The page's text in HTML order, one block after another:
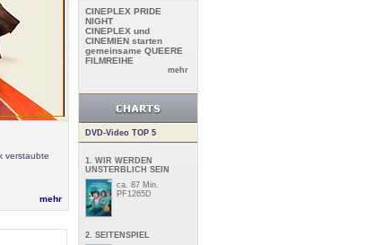
verstaubte
mehr
CINEPLEX PRIDE
NIGHT
CINEPLEX und
CINEMIEN starten
gemeinsame QUEERE
FILMREIHE
mehr
DVD-Video TOP 5
1. WIR WERDEN
UNSTERBLICH SEIN
ca. 87 Min.
PF1265D
2. SEITENSPIEL